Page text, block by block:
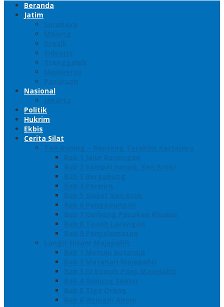
Beranda
Jatim
Surabaya
Malang
Gresik
Sidoarjo
Trenggalek
Mojokerto
Pasuruan
Nasional
Jakarta
Politik
Hukrim
Ekbis
Cerita Silat
Toh Kuning – Benteng Terakhir Kertajaya
Bab 1 Jalur Banengan
Bab 2 Sampai Jumpa, Ken Arok!
Bab 3 Bergabung
Bab 4 Perwira
Bab 5 Siasat Ken Arok
Bab 6 Pengepungan
Bab 7 Gerbang Pasukan Khusus
Bab 8 Tanah Larangan
Bab 9 Penyelamatan
Langit Hitam Majapahit
Bab 1 Menuju Kotaraja
Bab 2 Matahari Majapahit
Bab 3 Di Bawah Panji Majapahit
Bab 4 Gunung Semar
Bab 5 Tiga Orang
Bab 6 Wringin Anom